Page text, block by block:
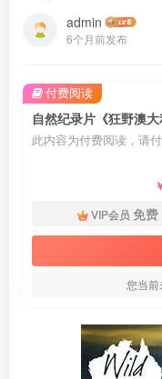
admin
6个月前发布
此内容为付费阅读，请
VIP会员 免费
您当
付费阅读